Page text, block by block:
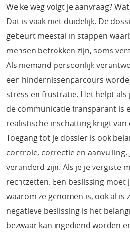
Welke weg volgt je aanvraag?
Dat is vaak niet duidelijk. De
gebeurt meestal in stappen
mensen betrokken zijn, soms
Als niemand persoonlijk
een hindernissenparcours
stress en frustratie. Het helpt als
de communicatie transparant is
realistische inschatting krijgt van
Toegang tot je dossier is ook
controle, correctie en aanvulling.
veranderd zijn. Als je je vergiste
rechtzetten. Een beslissing moet
waarom ze genomen is, ook al is
negatieve beslissing is het
bezwaar kan ingediend worden